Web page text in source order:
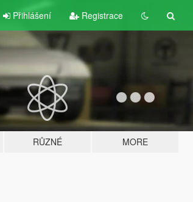
Přihlášení Registrace
RŮZNÉ MORE